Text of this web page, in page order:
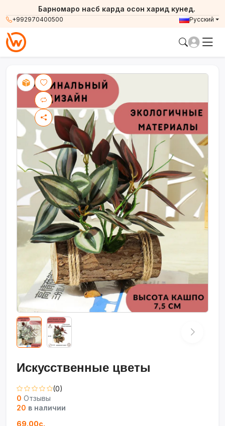
+992970400500
Барномаро насб карда осон харид кунед.
Русский
Искусственные цветы
(0)
0 Отзывы
20 в наличии
69.00с.